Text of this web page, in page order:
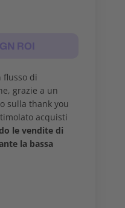
ROI
flusso di
grazie a un
sulla thank you
acquisti
le vendite di
la bassa